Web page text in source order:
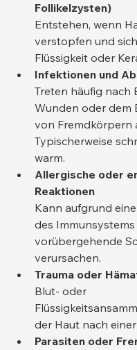
Follikelzysten)
Entstehen, wenn
verstopfen und
Flüssigkeit oder
Infektionen und
Treten häufig nach
Wunden oder dem
von Fremdkörpern
Typischerweise
warm.
Allergische oder
Reaktionen
Kann aufgrund
des Immunsystems
vorübergehende
verursachen.
Trauma oder
Blut- oder
der Haut nach
Parasiten oder